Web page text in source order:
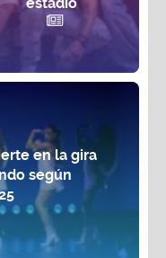
en la gira
según